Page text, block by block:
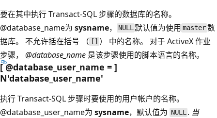
要在其中执行 Transact-SQL 步骤的数据库的名称。
@database_name为 sysname， NULL 默认值为使用 master数
据库。 不允许括在括号 （ [] ） 中的名称。 对于 ActiveX 作业
步骤， @database_name 是该步骤使用的脚本语言的名称。
[ @database_user_name = ]
N'database_user_name'
执行 Transact-SQL 步骤时要使用的用户帐户的名称。
@database_user_name为 sysname，默认值为 NULL . 当